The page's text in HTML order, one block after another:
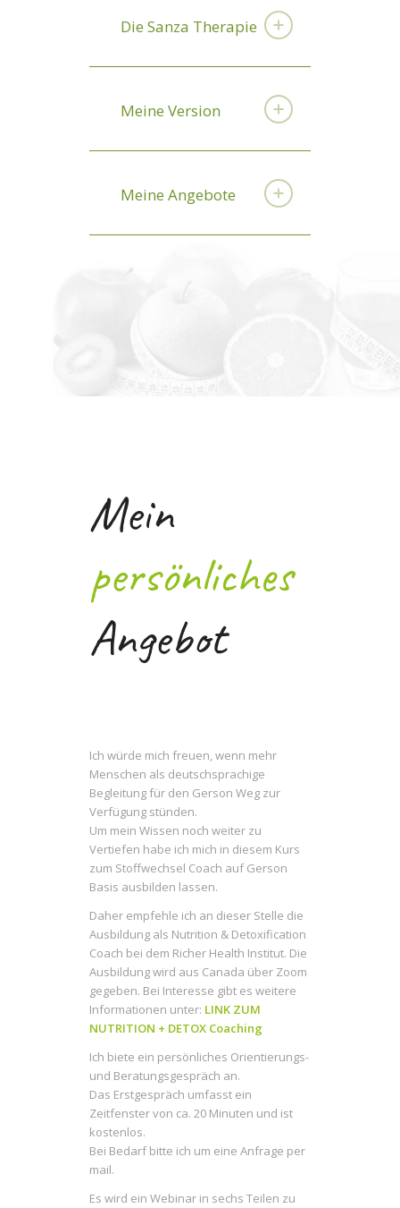
Die Sanza Therapie
Meine Version
Meine Angebote
Mein
persönliches
Angebot
Ich würde mich freuen, wenn mehr
Menschen als deutschsprachige
Begleitung für den Gerson Weg zur
Verfügung stünden.
Um mein Wissen noch weiter zu
Vertiefen habe ich mich in diesem Kurs
zum Stoffwechsel Coach auf Gerson
Basis ausbilden lassen.
Daher empfehle ich an dieser Stelle die
Ausbildung als Nutrition & Detoxification
Coach bei dem Richer Health Institut. Die
Ausbildung wird aus Canada über Zoom
gegeben. Bei Interesse gibt es weitere
Informationen unter: LINK ZUM
NUTRITION + DETOX Coaching
Ich biete ein persönliches Orientierungs-
und Beratungsgespräch an.
Das Erstgespräch umfasst ein
Zeitfenster von ca. 20 Minuten und ist
kostenlos.
Bei Bedarf bitte ich um eine Anfrage per
mail.
Es wird ein Webinar in sechs Teilen zu